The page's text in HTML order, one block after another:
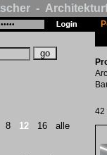
-
8 12 16
alle
42